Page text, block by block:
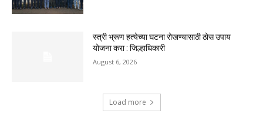
स्त्री भ्रूण हत्येच्या घटना रोखण्यासाठी ठोस उपाय
योजना करा : जिल्हाधिकारी
August 6, 2026
Load more